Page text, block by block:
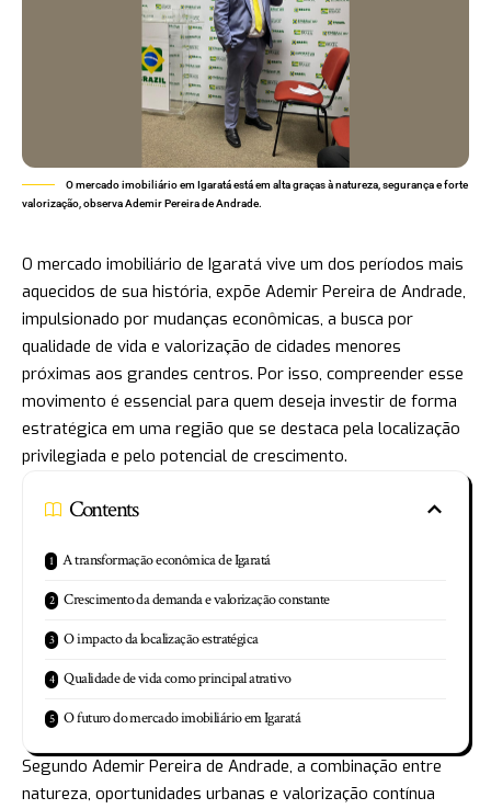
O mercado imobiliário em Igaratá está em alta graças à natureza, segurança e forte
valorização, observa Ademir Pereira de Andrade.
O mercado imobiliário de Igaratá vive um dos períodos mais
aquecidos de sua história, expõe Ademir Pereira de Andrade,
impulsionado por mudanças econômicas, a busca por
qualidade de vida e valorização de cidades menores
próximas aos grandes centros. Por isso, compreender esse
movimento é essencial para quem deseja investir de forma
estratégica em uma região que se destaca pela localização
privilegiada e pelo potencial de crescimento.
Contents
A transformação econômica de Igaratá
Crescimento da demanda e valorização constante
O impacto da localização estratégica
Qualidade de vida como principal atrativo
O futuro do mercado imobiliário em Igaratá
Segundo Ademir Pereira de Andrade, a combinação entre
natureza, oportunidades urbanas e valorização contínua